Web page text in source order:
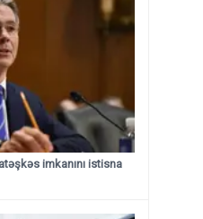
imkanını istisna